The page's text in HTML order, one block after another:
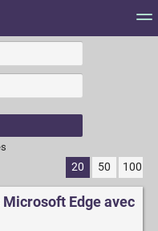
20 50 100
Edge avec